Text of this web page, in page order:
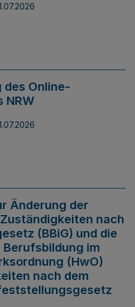
des Online-
NRW
Änderung der
nach
(BBiG) und die
im
(HwO)
nach dem